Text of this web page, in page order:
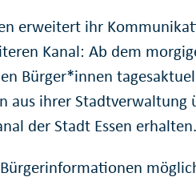
erweitert ihr
Kanal: Ab dem
Bürger*innen
aus ihrer Stadtverwaltung
der Stadt Essen erhalten.